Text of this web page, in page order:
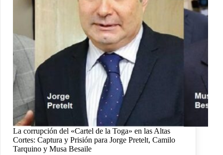
La corrupción del «Cartel de la Toga» en las Altas
Cortes: Captura y Prisión para Jorge Pretelt, Camilo
Tarquino y Musa Besaile